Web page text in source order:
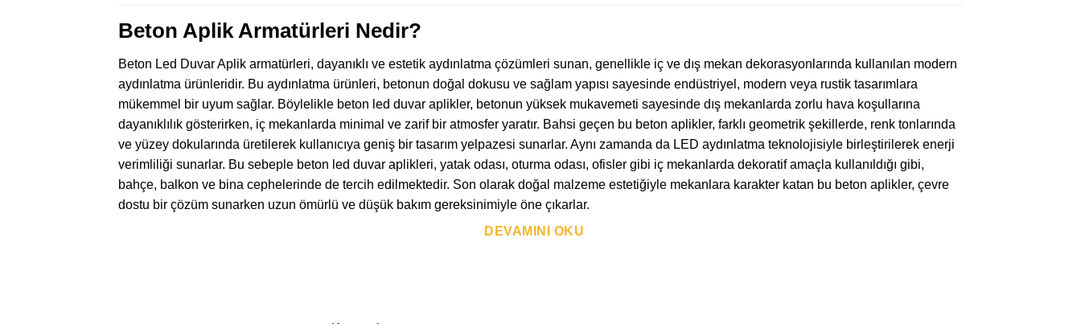
Beton Aplik Armatürleri Nedir?
Beton Led Duvar Aplik armatürleri, dayanıklı ve estetik aydınlatma çözümleri sunan, genellikle iç ve dış mekan dekorasyonlarında kullanılan modern
aydınlatma ürünleridir. Bu aydınlatma ürünleri, betonun doğal dokusu ve sağlam yapısı sayesinde endüstriyel, modern veya rustik tasarımlara
mükemmel bir uyum sağlar. Böylelikle beton led duvar aplikler, betonun yüksek mukavemeti sayesinde dış mekanlarda zorlu hava koşullarına
dayanıklılık gösterirken, iç mekanlarda minimal ve zarif bir atmosfer yaratır. Bahsi geçen bu beton aplikler, farklı geometrik şekillerde, renk tonlarında
ve yüzey dokularında üretilerek kullanıcıya geniş bir tasarım yelpazesi sunarlar. Aynı zamanda da LED aydınlatma teknolojisiyle birleştirilerek enerji
verimliliği sunarlar. Bu sebeple beton led duvar aplikleri, yatak odası, oturma odası, ofisler gibi iç mekanlarda dekoratif amaçla kullanıldığı gibi,
bahçe, balkon ve bina cephelerinde de tercih edilmektedir. Son olarak doğal malzeme estetiğiyle mekanlara karakter katan bu beton aplikler, çevre
dostu bir çözüm sunarken uzun ömürlü ve düşük bakım gereksinimiyle öne çıkarlar.
DEVAMINI OKU